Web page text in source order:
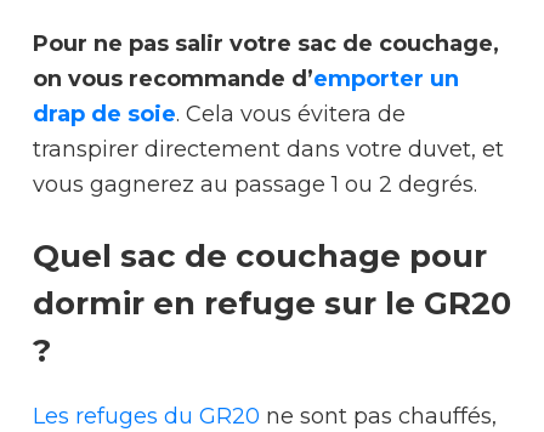
Pour ne pas salir votre sac de couchage,
on vous recommande d’emporter un
drap de soie. Cela vous évitera de
transpirer directement dans votre duvet, et
vous gagnerez au passage 1 ou 2 degrés.
Quel sac de couchage pour
dormir en refuge sur le GR20
?
Les refuges du GR20 ne sont pas chauffés,